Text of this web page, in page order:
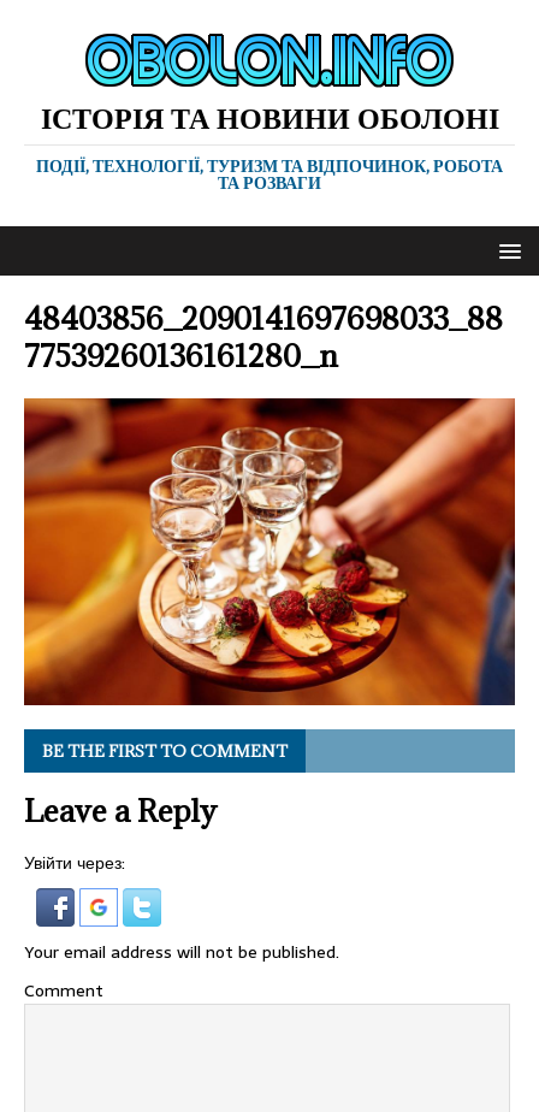
ІСТОРІЯ ТА НОВИНИ ОБОЛОНІ
ПОДІЇ, ТЕХНОЛОГІЇ, ТУРИЗМ ТА ВІДПОЧИНОК, РОБОТА
ТА РОЗВАГИ
48403856_2090141697698033_88
77539260136161280_n
BE THE FIRST TO COMMENT
Leave a Reply
Увійти через:
Your email address will not be published.
Comment